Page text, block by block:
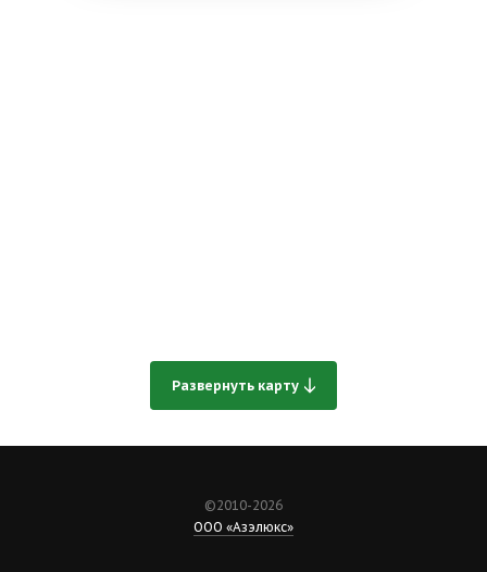
Развернуть карту
©2010-2026
ООО «Азэлюкс»